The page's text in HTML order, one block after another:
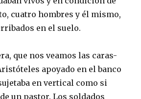
cuatro hombres y él mismo,
en el suelo.
que nos veamos las caras-
apoyado en el banco
en vertical como si
un pastor. Los soldados